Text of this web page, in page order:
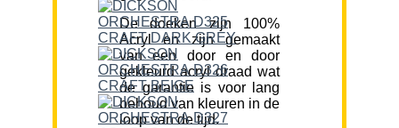
De doeken zijn 100%
Acryl en zijn gemaakt
van een door en door
gekleurd acryl draad wat
de garantie is voor lang
behoud van kleuren in de
loop van de tijd.